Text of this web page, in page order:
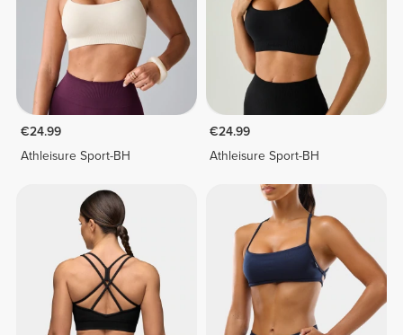
€24.99
Athleisure Sport-BH
€24.99
Athleisure Sport-BH